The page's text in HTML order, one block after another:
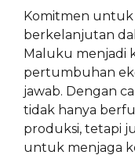
Komitmen untuk
berkelanjutan
Maluku menjadi
pertumbuhan
jawab. Dengan
tidak hanya
produksi, tetapi
untuk menjaga